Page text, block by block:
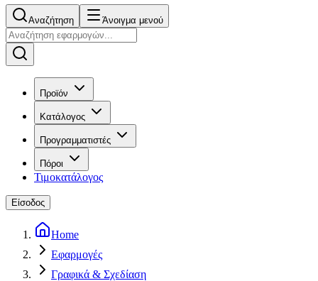
Αναζήτηση Άνοιγμα μενού
Προϊόν
Κατάλογος
Προγραμματιστές
Πόροι
Τιμοκατάλογος
Είσοδος
Home
Εφαρμογές
Γραφικά & Σχεδίαση